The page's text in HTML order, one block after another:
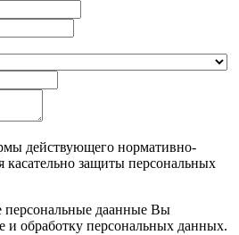
действующего нормативно-
касательно защиты персональных
персональные даанные Вы
и обработку персональных данных.